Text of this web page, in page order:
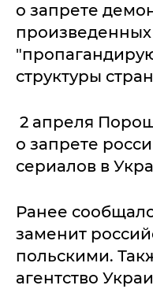
о запрете
структуры
2 апреля
о запрете
сериалов в
Ранее
заменит
польскими.
агентство